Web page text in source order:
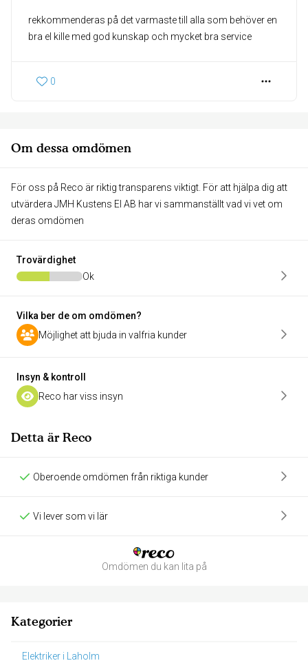
Om dessa omdömen
För oss på Reco är riktig transparens viktigt. För att hjälpa dig att
utvärdera JMH Kustens El AB har vi sammanställt vad vi vet om
deras omdömen
Trovärdighet
Ok
Vilka ber de om omdömen?
Möjlighet att bjuda in valfria kunder
Insyn & kontroll
Reco har viss insyn
Detta är Reco
Oberoende omdömen från riktiga kunder
Vi lever som vi lär
Omdömen du kan lita på
rekkommenderas på det varmaste till alla som behöver en
bra el kille med god kunskap och mycket bra service
0
Kategorier
Elektriker i Laholm